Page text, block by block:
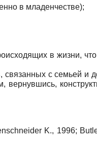
в младенчестве);
в жизни,
связанных с семьей
K., 1996;